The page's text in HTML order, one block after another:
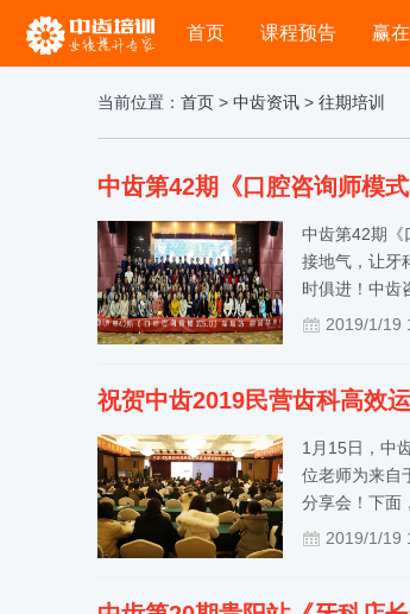
首页 课程预告 赢
当前位置： 首页 > 中齿资讯 > 往期培训
中齿第42期《口腔咨询师模
中齿第42期《
接地气，让牙
时俱进！中齿
2019/1/19
祝贺中齿2019民营齿科高效
1月15日，中
位老师为来自
分享会！下面
2019/1/19